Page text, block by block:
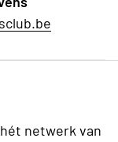
netwerk van